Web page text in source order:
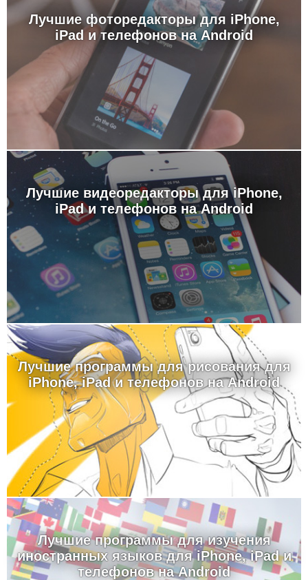
Лучшие фоторедакторы для iPhone,
iPad и телефонов на Android
Лучшие видеоредакторы для iPhone,
iPad и телефонов на Android
Лучшие программы для рисования для
iPhone, iPad и телефонов на Android
Лучшие программы для изучения
иностранных языков для iPhone, iPad и
телефонов на Android